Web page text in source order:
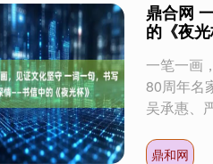
鼎合网
的《夜光
一笔一画
80周年名
吴承惠、
鼎和网